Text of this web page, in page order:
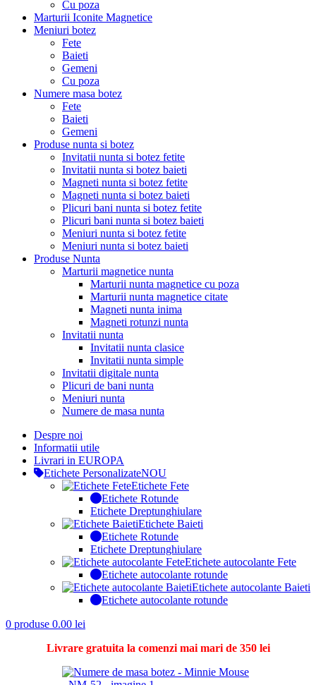
Cu poza
Marturii Iconite Magnetice
Meniuri botez
Fete
Baieti
Gemeni
Cu poza
Numere masa botez
Fete
Baieti
Gemeni
Produse nunta si botez
Invitatii nunta si botez fetite
Invitatii nunta si botez baieti
Magneti nunta si botez fetite
Magneti nunta si botez baieti
Plicuri bani nunta si botez fetite
Plicuri bani nunta si botez baieti
Meniuri nunta si botez fetite
Meniuri nunta si botez baieti
Produse Nunta
Marturii magnetice nunta
Marturii nunta magnetice cu poza
Marturii nunta magnetice citate
Magneti nunta inima
Magneti rotunzi nunta
Invitatii nunta
Invitatii nunta clasice
Invitatii nunta simple
Invitatii digitale nunta
Plicuri de bani nunta
Meniuri nunta
Numere de masa nunta
Despre noi
Informatii utile
Livrari in EUROPA
Etichete PersonalizateNOU
Etichete Fete
Etichete Rotunde
Etichete Dreptunghiulare
Etichete Baieti
Etichete Rotunde
Etichete Dreptunghiulare
Etichete autocolante Fete
Etichete autocolante rotunde
Etichete autocolante Baieti
Etichete autocolante rotunde
0 produse 0.00 lei
Livrare gratuita la comenzi mai mari de 350 lei